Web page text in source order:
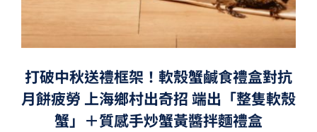
打破中秋送禮框架！軟殼蟹鹹食禮盒對抗
月餅疲勞 上海鄉村出奇招 端出「整隻軟殼
蟹」＋質感手炒蟹黃醬拌麵禮盒